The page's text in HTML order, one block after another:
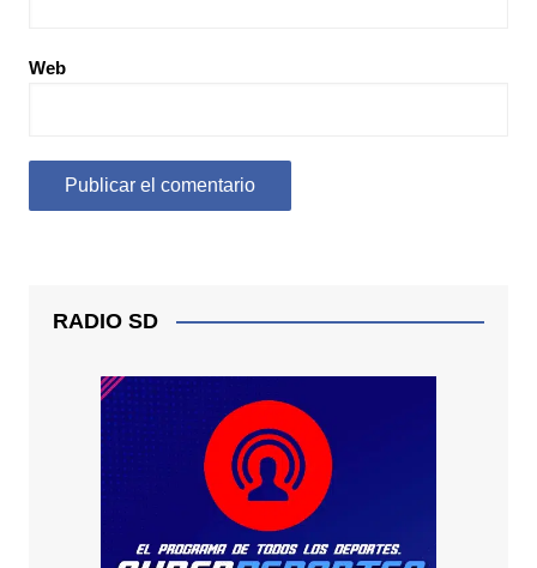
Web
RADIO SD